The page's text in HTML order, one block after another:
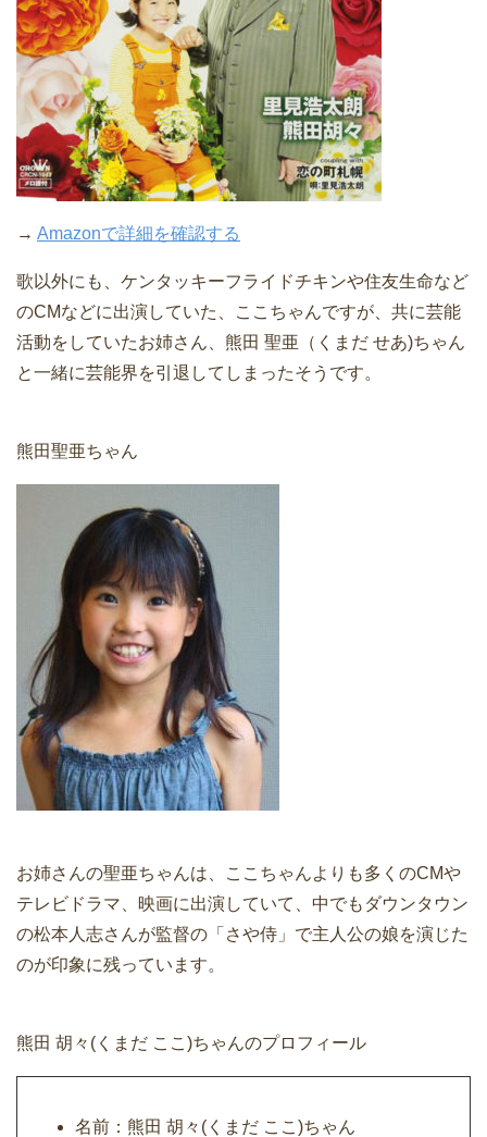
→ Amazonで詳細を確認する
歌以外にも、ケンタッキーフライドチキンや住友生命など
のCMなどに出演していた、ここちゃんですが、共に芸能
活動をしていたお姉さん、熊田 聖亜（くまだ せあ)ちゃん
と一緒に芸能界を引退してしまったそうです。
熊田聖亜ちゃん
お姉さんの聖亜ちゃんは、ここちゃんよりも多くのCMや
テレビドラマ、映画に出演していて、中でもダウンタウン
の松本人志さんが監督の「さや侍」で主人公の娘を演じた
のが印象に残っています。
熊田 胡々(くまだ ここ)ちゃんのプロフィール
名前：熊田 胡々(くまだ ここ)ちゃん